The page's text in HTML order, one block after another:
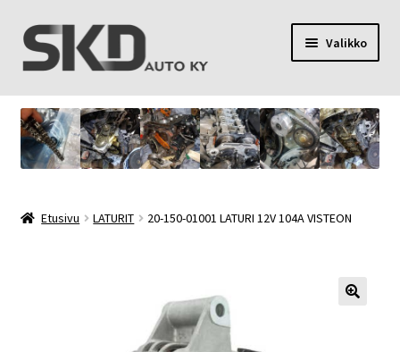
Siirry
navigointiin
Siirry
sisältöön
Valikko
SKD Auto Ky
Toimitusehdot
Etusivu LATURIT 20-150-01001 LATURI 12V 104A VISTEON